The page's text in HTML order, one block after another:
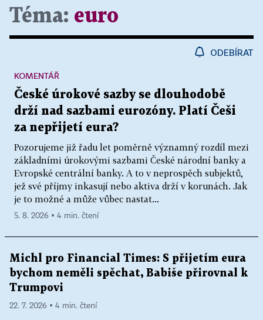
Téma: euro
ODEBÍRAT
České úrokové sazby se dlouhodobě
drží nad sazbami eurozóny. Platí Češi
za nepřijetí eura?
Pozorujeme již řadu let poměrně významný rozdíl mezi
základními úrokovými sazbami České národní banky a
Evropské centrální banky. A to v neprospěch subjektů,
jež své příjmy inkasují nebo aktiva drží v korunách. Jak
je to možné a může vůbec nastat...
KOMENTÁŘ
5. 8. 2026 ▪ 4 min. čtení
Michl pro Financial Times: S přijetím eura
bychom neměli spěchat, Babiše přirovnal k
Trumpovi
22. 7. 2026 ▪ 4 min. čtení